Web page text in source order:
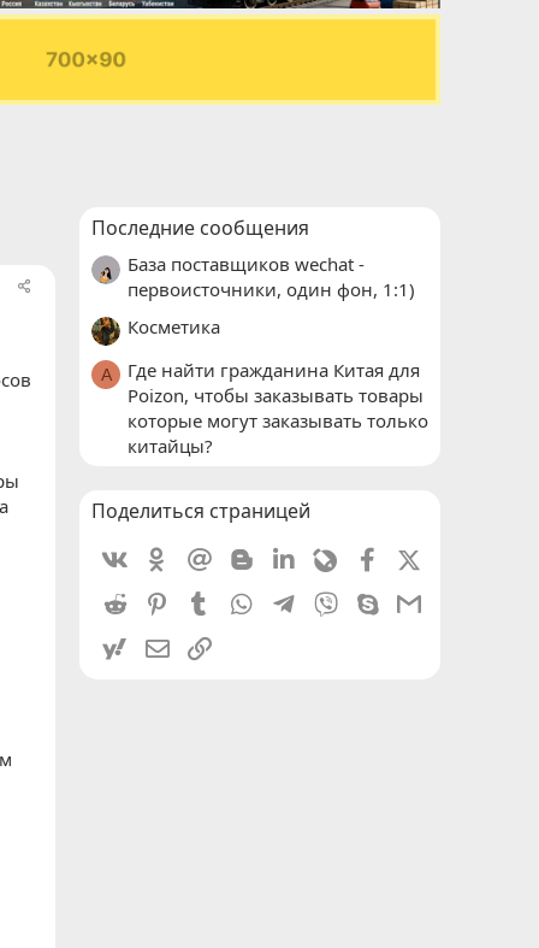
Последние сообщения
База поставщиков wechat -
первоисточники, один фон, 1:1)
Косметика
A
Где найти гражданина Китая для
Poizon, чтобы заказывать товары
которые могут заказывать только
китайцы?
Поделиться страницей
VkontakteOdnoklassniki
Mail.ru BloggerLinkedin
LivejournalFacebook
Reddit PinterestTumblr WhatsAppTelegram
Viber SkypeGmail
yahoomailЭлектронная почта